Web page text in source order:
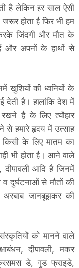
है लेकिन हर साल ऐसी
होता है फिर भी हम
जिंदगी और मौत के
और अपनों के हाथों से
खुशियों की ध्वनियों के
देती है। हालांकि देश में
रखने है के लिए त्यौहार
से हमारे हृदय में उत्साह
किसी के लिए मातम का
भी होता है। आने वाले
दीपावली आदि है जिनमें
दुर्घटनाओं से मौतों की
जानबूझकर की
को मानने वाले
दीपावली, मकर
डे, गुड फ्राइडे,